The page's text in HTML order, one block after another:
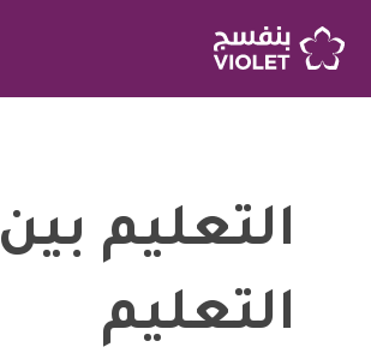
التعليم بين
التعليم